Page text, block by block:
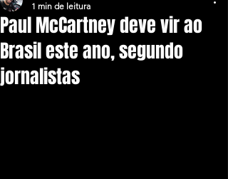
Paul McCartney deve vir ao
Brasil este ano, segundo
jornalistas
1 min de leitura